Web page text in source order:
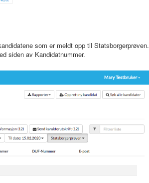
som er meldt opp til Statsborgerprøven.
siden av Kandidatnummer.